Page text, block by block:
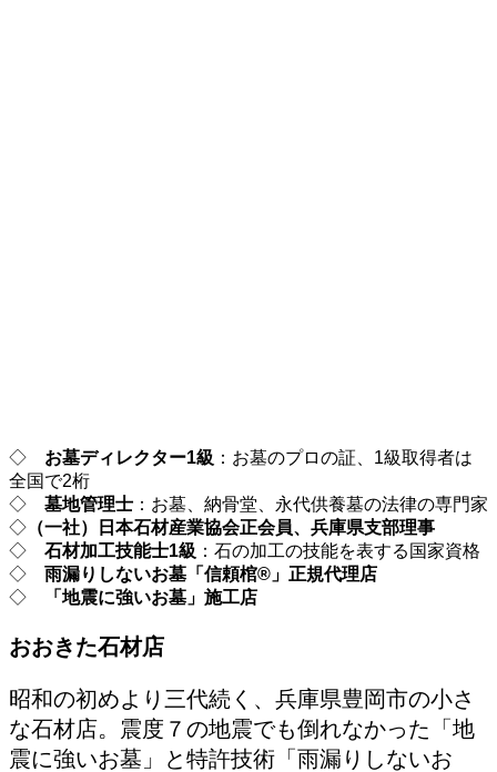
◇ お墓ディレクター1級 ：お墓のプロの証、1級取得者は
全国で2桁
◇ 墓地管理士 ：お墓、納骨堂、永代供養墓の法律の専門家
◇ （一社）日本石材産業協会正会員、兵庫県支部理事
◇ 石材加工技能士1級 ：石の加工の技能を表する国家資格
◇ 雨漏りしないお墓「信頼棺®」正規代理店
◇
「地震に強いお墓」施工店
おおきた石材店
昭和の初めより三代続く、兵庫県豊岡市の小さ
な石材店。震度７の地震でも倒れなかった「地
震に強いお墓」と特許技術「雨漏りしないお